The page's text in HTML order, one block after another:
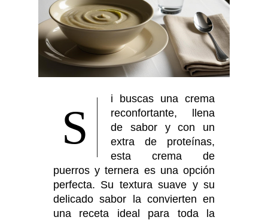
S
i buscas una crema
reconfortante, llena
de sabor y con un
extra de proteínas,
esta crema de
puerros y ternera es una opción
perfecta. Su textura suave y su
delicado sabor la convierten en
una receta ideal para toda la